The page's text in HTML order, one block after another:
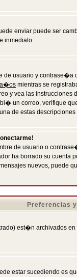
enviar puede ser
inmediato.
de usuario y
a�os mientras se
y vea las
un correo, verifique
de estas
de usuario o
ha borrado su
nuevos, puede
Preferencias
est�n archivados
estar sucediendo es